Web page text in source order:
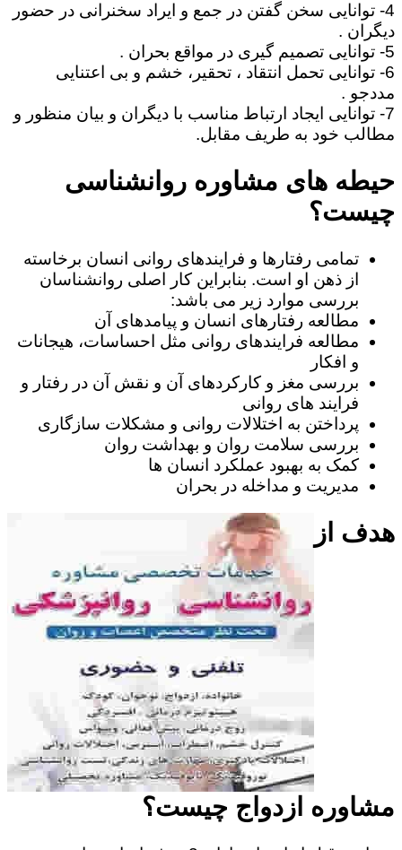
4- توانایی سخن گفتن در جمع و ایراد سخنرانی در حضور
دیگران .
5- توانایی تصمیم گیری در مواقع بحران .
6- توانایی تحمل انتقاد ، تحقیر، خشم و بی اعتنایی
مددجو .
7- توانایی ایجاد ارتباط مناسب با دیگران و بیان منظور و
مطالب خود به طریف مقابل.
حیطه های مشاوره روانشناسی
چیست؟
تمامی رفتارها و فرایندهای روانی انسان برخاسته
از ذهن او است. بنابراین کار اصلی روانشناسان
بررسی موارد زیر می باشد:
مطالعه رفتارهای انسان و پیامدهای آن
مطالعه فرایندهای روانی مثل احساسات، هیجانات
و افکار
بررسی مغز و کارکردهای آن و نقش آن در رفتار و
فرایند های روانی
پرداختن به اختلالات روانی و مشکلات سازگاری
بررسی سلامت روان و بهداشت روان
کمک به بهبود عملکرد انسان ها
مدیریت و مداخله در بحران
هدف از
مشاوره ازدواج چیست؟